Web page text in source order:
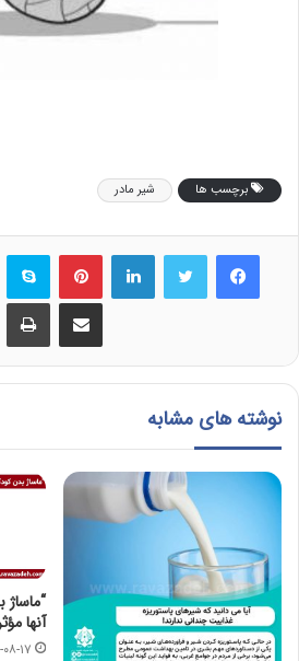
برچسب ها شیر مادر
فیس بوک لینکدین ‫پین‌ترست
اشتراک گذاری از طریق ایمیل
نوشته های مشابه
آنها